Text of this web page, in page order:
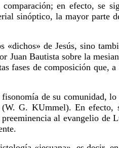
en efecto, se
sinóptico, la mayor parte
«dichos» de Jesús, sino
Bautista sobre la
fases de composición que,
de su comunidad,
G. KUmmel). En
al evangelio de